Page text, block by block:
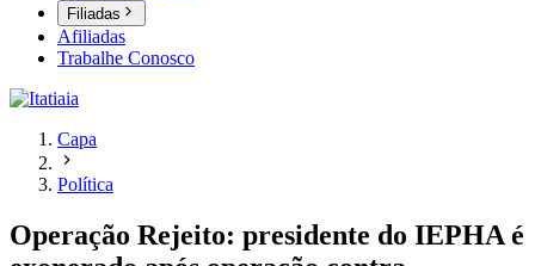
Filiadas
Afiliadas
Trabalhe Conosco
Capa
Política
Operação Rejeito: presidente do IEPHA é